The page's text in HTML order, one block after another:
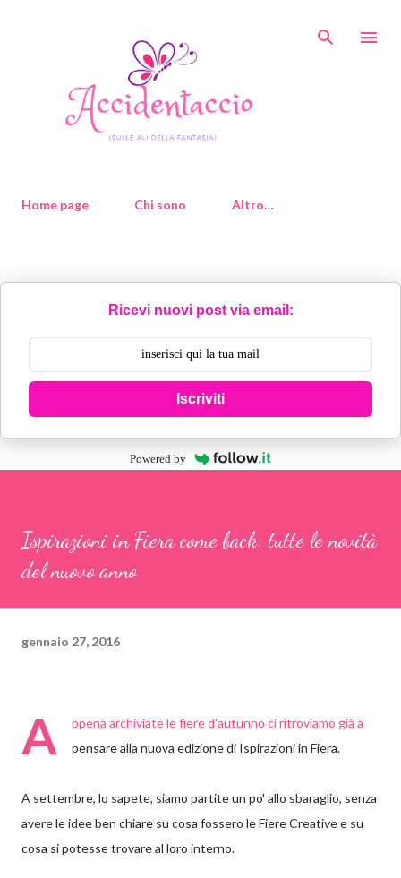
Home page Chi sono Altro…
Ricevi nuovi post via email:
Iscriviti
Powered by
Ispirazioni in Fiera come back: tutte le novità
del nuovo anno
gennaio 27, 2016
A
ppena archiviate le fiere d'autunno ci ritroviamo già a
pensare alla nuova edizione di Ispirazioni in Fiera.
A settembre, lo sapete, siamo partite un po' allo sbaraglio, senza
avere le idee ben chiare su cosa fossero le Fiere Creative e su
cosa si potesse trovare al loro interno.